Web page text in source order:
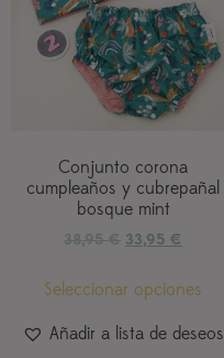
Conjunto corona
cumpleaños y cubrepañal
bosque mint
38,95€ 33,95 €
Seleccionar opciones
Añadir a lista de deseos